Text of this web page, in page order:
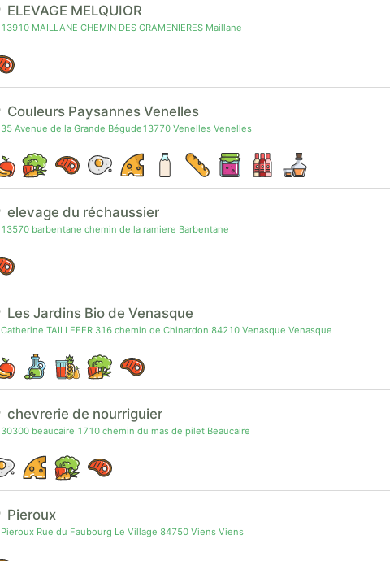
ELEVAGE MELQUIOR
13910 MAILLANE CHEMIN DES GRAMENIERES Maillane
Couleurs Paysannes Venelles
35 Avenue de la Grande Bégude13770 Venelles Venelles
elevage du réchaussier
13570 barbentane chemin de la ramiere Barbentane
Les Jardins Bio de Venasque
Catherine TAILLEFER 316 chemin de Chinardon 84210 Venasque Venasque
chevrerie de nourriguier
30300 beaucaire 1710 chemin du mas de pilet Beaucaire
Pieroux
Pieroux Rue du Faubourg Le Village 84750 Viens Viens